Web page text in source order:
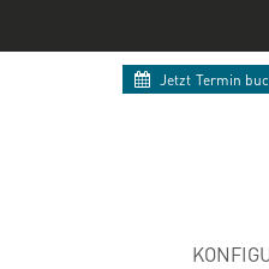
Jetzt Termin